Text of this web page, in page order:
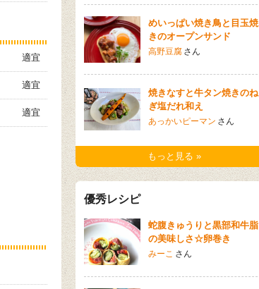
適宜
適宜
適宜
めいっぱい焼き鳥と目玉焼
きのオープンサンド
高野豆腐 さん
焼きなすと牛タン焼きのね
ぎ塩だれ和え
あっかいピーマン さん
もっと見る »
優秀レシピ
蛇腹きゅうりと黒部和牛脂
の美味しさ☆卵巻き
みーこ さん